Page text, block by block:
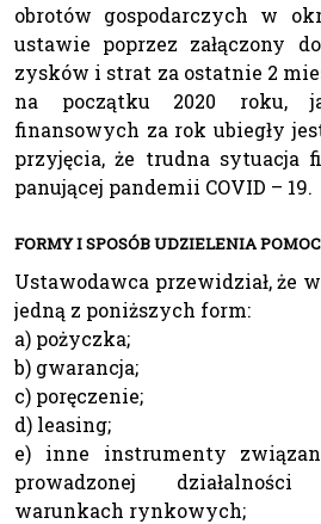
obrotów gospodarczych w
ustawie poprzez załączony
zysków i strat za ostatnie 2
na początku 2020 roku,
finansowych za rok ubiegły
przyjęcia, że trudna sytuacja
panującej pandemii COVID – 19.
FORMY I SPOSÓB UDZIELENIA
Ustawodawca przewidział, że
jedną z poniższych form:
a) pożyczka;
b) gwarancja;
c) poręczenie;
d) leasing;
e) inne instrumenty
prowadzonej
warunkach rynkowych;